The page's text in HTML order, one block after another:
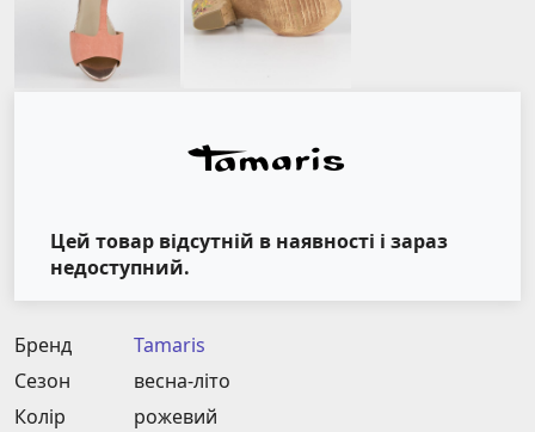
Цей товар відсутній в наявності і зараз
недоступний.
Бренд
Tamaris
Сезон
весна-літо
Колір
рожевий